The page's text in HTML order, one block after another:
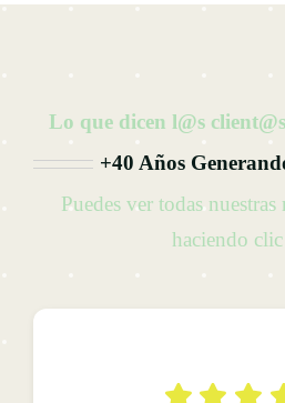
Lo que dicen l@s
+40 Años
Puedes ver todas
haciendo clic